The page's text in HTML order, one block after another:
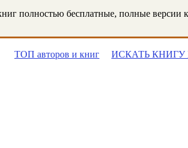
полностью бесплатные, полные версии
ТОП авторов и книг ИСКАТЬ КНИГУ